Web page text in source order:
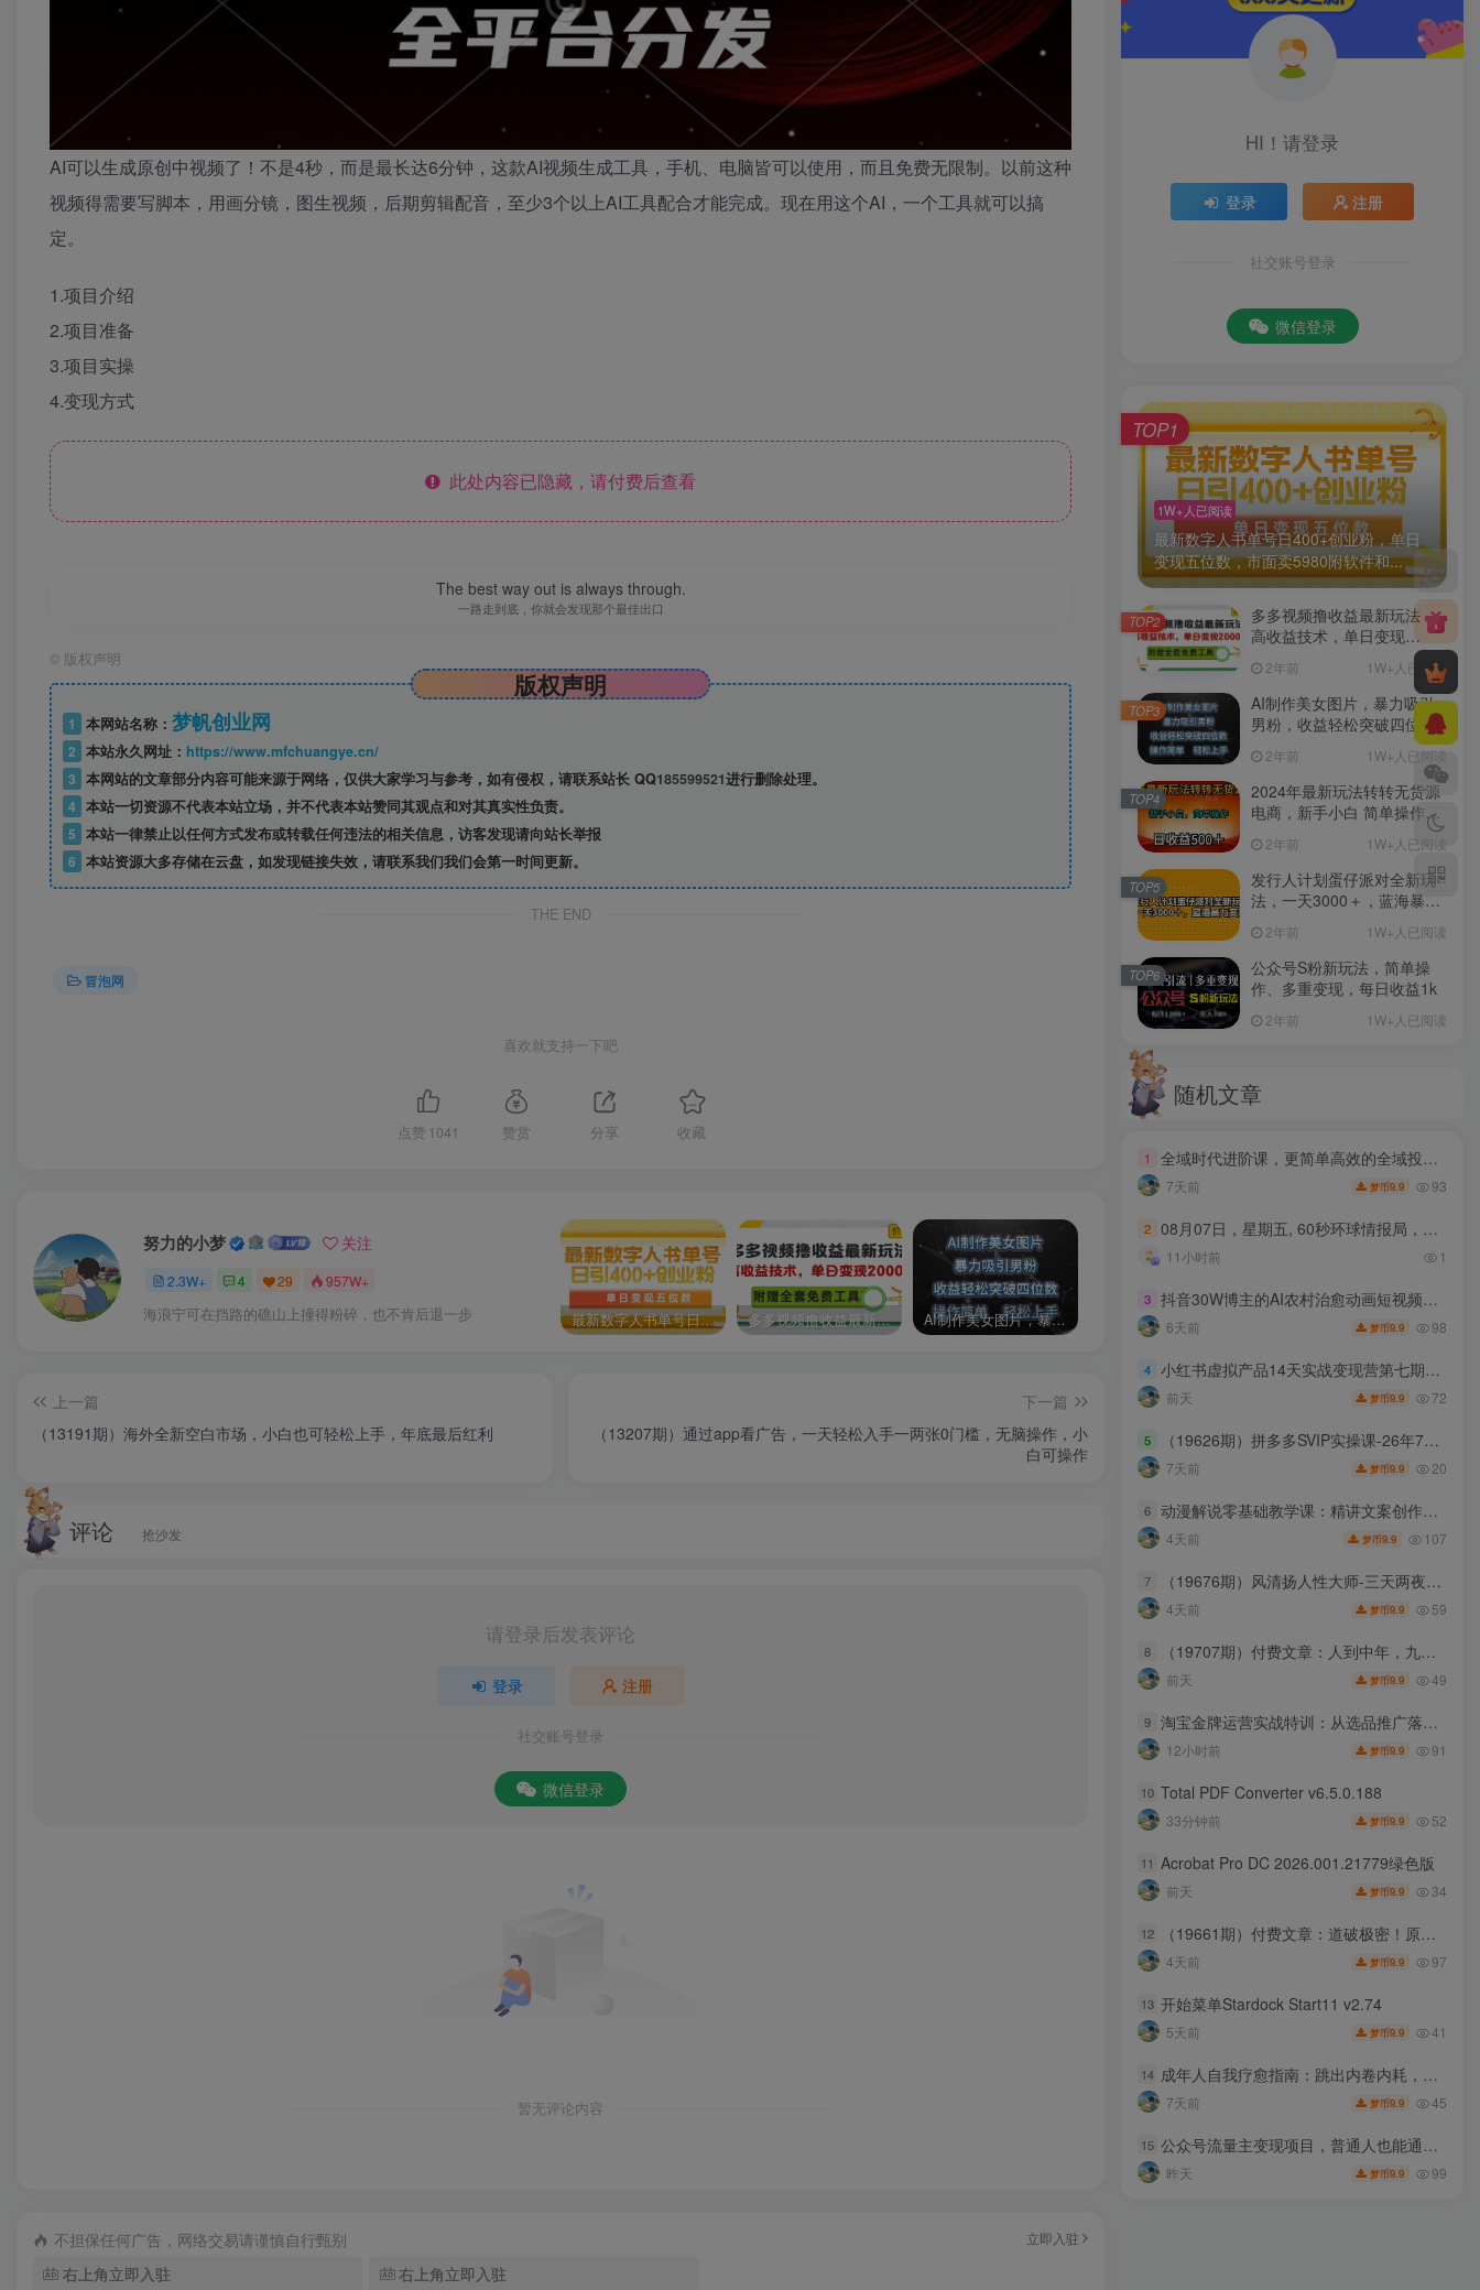
AI可以生成原创中视频了！不是4秒，而是最长达6分钟，这款AI视频生成工具，手机、电脑皆可以使用，而且免费无限制。以前这种
视频得需要写脚本，用画分镜，图生视频，后期剪辑配音，至少3个以上AI工具配合才能完成。现在用这个AI，一个工具就可以搞
定。
1.项目介绍
2.项目准备
3.项目实操
4.变现方式
此处内容已隐藏，请付费后查看
The best way out is always through.
一路走到底，你就会发现那个最佳出口
© 版权声明
版权声明
1 本网站名称： 梦帆创业网
2 本站永久网址： https://www.mfchuangye.cn/
3 本网站的文章部分内容可能来源于网络，仅供大家学习与参考，如有侵权，请联系站长 QQ185599521进行删除处理。
4 本站一切资源不代表本站立场，并不代表本站赞同其观点和对其真实性负责。
5 本站一律禁止以任何方式发布或转载任何违法的相关信息，访客发现请向站长举报
6 本站资源大多存储在云盘，如发现链接失效，请联系我们我们会第一时间更新。
THE END
冒泡网
喜欢就支持一下吧
点赞 1041 赞赏 分享 收藏
努力的小梦 关注
2.3W+ 4 29 957W+
海浪宁可在挡路的礁山上撞得粉碎，也不肯后退一步 最新数字人书单号日400+创业粉，单日变现五位数，市面卖5980附软件和详… 多多视频撸收益最新玩法，高收益技术，单日变现2000+，附赠全套技术资料 AI制作美女图片，暴力吸引男粉，收益轻松突破四位数，操作简单 上手难度低
上一篇
（13191期）海外全新空白市场，小白也可轻松上手，年底最后红利
下一篇
（13207期）通过app看广告，一天轻松入手一两张0门槛，无脑操作，小
白可操作
评论 抢沙发
请登录后发表评论
登录 注册
社交账号登录
微信登录
暂无评论内容
不担保任何广告，网络交易请谨慎自行甄别 立即入驻
右上角立即入驻 右上角立即入驻
公众号S粉新玩法，简单操
作、多重变现，每日收益1k
2年前
HI！请登录
登录 注册
社交账号登录
微信登录
1W+人已阅读
最新数字人书单号日400+创业粉，单日
变现五位数，市面卖5980附软件和...
TOP1
多多视频撸收益最新玩法，
高收益技术，单日变现
2000+，附赠全套技术资料
2年前 1W+人已阅读
TOP2
AI制作美女图片，暴力吸引
男粉，收益轻松突破四位
数，操作简单 上手难度低
2年前 1W+人已阅读
TOP3
2024年最新玩法转转无货源
电商，新手小白 简单操作，
2年前 1W+人已阅读
TOP4
发行人计划蛋仔派对全新玩
法，一天3000＋，蓝海暴力
2年前 1W+人已阅读
TOP5
公众号S粉新玩法，简单操
作、多重变现，每日收益1k
2年前 1W+人已阅读
TOP6
随机文章
1 全域时代进阶课，更简单高效的全域投放实操，让电商运营更简单高效（更新0731）
7天前 梦币9.9 93
2 08月07日，星期五, 60秒环球情报局，天天带你吃瓜看世界！
11小时前 1
3 抖音30W博主的AI农村治愈动画短视频全套课｜单条涨粉1W，0基础解锁伙伴计划+精选收益，日入400+
6天前 梦币9.9 98
4 小红书虚拟产品14天实战变现营第七期，打通从选品、原创产品、内容引流到多渠道成交全链路
前天 梦币9.9 72
5 （19626期）拼多多SVIP实操课-26年7月，截流卡大促+无痕涨价+无限群爆款+AI赋能爆单新玩法，带你打爆店铺
7天前 梦币9.9 20
6 动漫解说零基础教学课：精讲文案创作思路，手机电脑双端配音剪辑落地学习
4天前 梦币9.9 107
7 （19676期）风清扬人性大师-三天两夜3月14-16线下课2026年｜拆解人性明暗逻辑，识人避坑，千万粉涨粉+直播百倍变现实战教学
4天前 梦币9.9 59
8 （19707期）付费文章：人到中年，九个可能帮助你延长寿命的习惯
前天 梦币9.9 49
9 淘宝金牌运营实战特训：从选品推广落地爆款打造，店铺运营全链路拆解
12小时前 梦币9.9 91
10 Total PDF Converter v6.5.0.188
33分钟前 梦币9.9 52
11 Acrobat Pro DC 2026.001.21779绿色版
前天 梦币9.9 34
12 （19661期）付费文章：道破极密！原来这个时代，打开你自己的财富和前途，有如此清晰简单的思路？
4天前 梦币9.9 97
13 开始菜单Stardock Start11 v2.74
5天前 梦币9.9 41
14 成年人自我疗愈指南：跳出内卷内耗，五种方式重建身心松弛状态
7天前 梦币9.9 45
15 公众号流量主变现项目，普通人也能通过这个项目日入四位数（更新26年8月）
昨天 梦币9.9 99